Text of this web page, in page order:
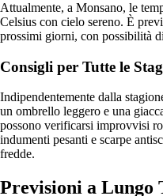
Attualmente, a Monsano, le
Celsius con cielo sereno. È
prossimi giorni, con possibilità
Consigli per Tutte le
Indipendentemente dalla
un ombrello leggero e una
possono verificarsi improvvisi
indumenti pesanti e scarpe
fredde.
Previsioni a Lungo